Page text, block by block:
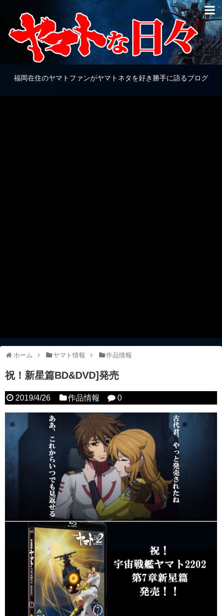
福岡在住のヤマトファンがヤマトネタを好き勝手に語るブログ
ホーム ヤマト情報 作品情報
祝！新星篇BD&DVD]発売
2019/4/26 作品情報 0